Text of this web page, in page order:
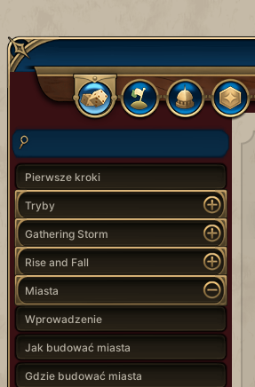
Pierwsze kroki
Tryby
Gathering Storm
Rise and Fall
Miasta
Wprowadzenie
Jak budować miasta
Gdzie budować miasta